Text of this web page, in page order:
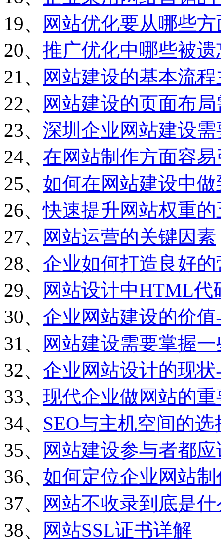
19、
网站优化要从哪些
20、 推广优化中哪些被
21、
网站建设的基本流
22、
网站建设的页面布
23、 深圳企业网站建设
24、 在网站制作方面容
25、 如何在网站建设中
26、快速提升网站权重
27、
网站运营的关键因素
28、 企业如何打造良好
29、
网站设计中HTML代
30、 企业网站建设的价
31、
网站建设需要掌握
32、 企业网站设计的现
33、 现代企业做网站的重
34、 SEO与主机空间的选
35、
网站建设参与者都
36、 如何定位企业网站
37、
网站不收录到底是
38、
网站SSL证书详解